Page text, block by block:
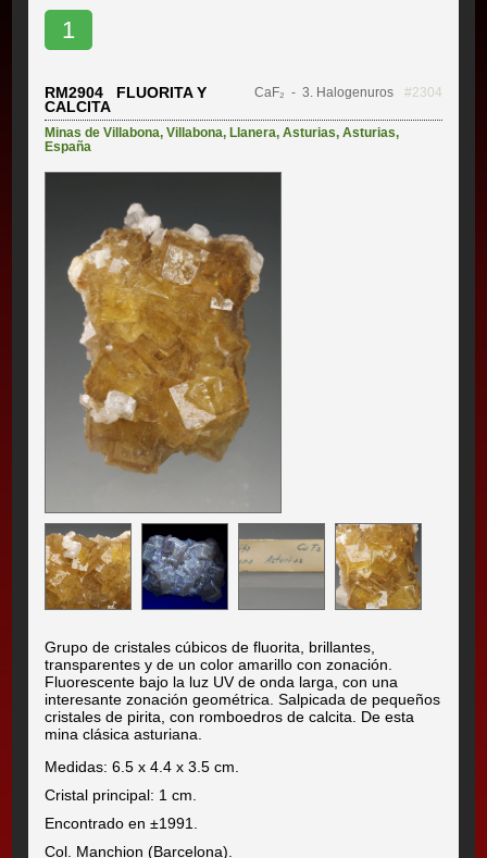
1
RM2904 FLUORITA Y
CALCITA
CaF₂ - 3. Halogenuros #2304
Minas de Villabona,Villabona, Llanera,Asturias,Asturias,
España
Grupo de cristales cúbicos de fluorita, brillantes,
transparentes y de un color amarillo con zonación.
Fluorescente bajo la luz UV de onda larga, con una
interesante zonación geométrica. Salpicada de pequeños
cristales de pirita, con romboedros de calcita. De esta
mina clásica asturiana.
Medidas: 6.5 x 4.4 x 3.5 cm.
Cristal principal: 1 cm.
Encontrado en ±1991.
Col. Manchion (Barcelona).